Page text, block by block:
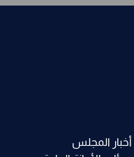
أخبار المجلس